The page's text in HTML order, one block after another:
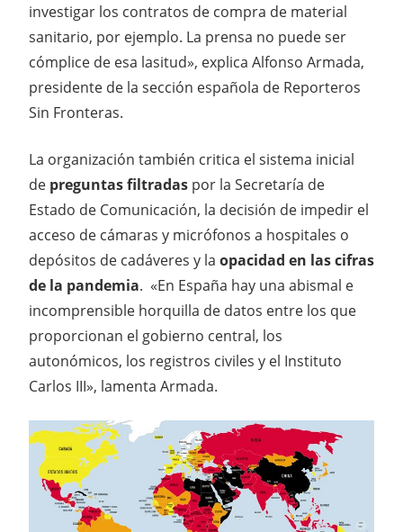
investigar los contratos de compra de material
sanitario, por ejemplo. La prensa no puede ser
cómplice de esa lasitud», explica Alfonso Armada,
presidente de la sección española de Reporteros
Sin Fronteras.
La organización también critica el sistema inicial
de preguntas filtradas por la Secretaría de
Estado de Comunicación, la decisión de impedir el
acceso de cámaras y micrófonos a hospitales o
depósitos de cadáveres y la opacidad en las cifras
de la pandemia. «En España hay una abismal e
incomprensible horquilla de datos entre los que
proporcionan el gobierno central, los
autonómicos, los registros civiles y el Instituto
Carlos III», lamenta Armada.